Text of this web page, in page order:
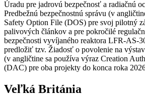
Úradu pre jadrovú bezpečnosť a radiačnú
Predbežnú bezpečnostnú správu (v
Safety Option File (DOS) pre svoj pilotný
palivových článkov a pre pokročilé
bezpečnosti vyvíjaného reaktora LFR-AS-
predložiť tzv. Žiadosť o povolenie na
(v angličtine sa používa výraz Creation
(DAC) pre oba projekty do konca roka
Veľká Británia